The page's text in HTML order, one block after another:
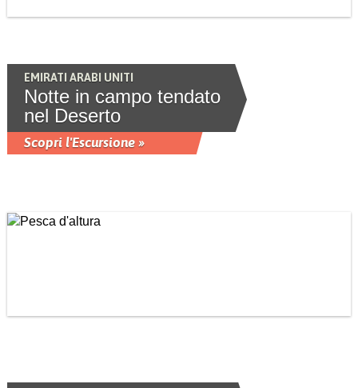
EMIRATI ARABI UNITI
Notte in campo tendato
nel Deserto
Scopri l'Escursione »